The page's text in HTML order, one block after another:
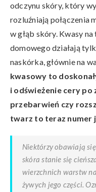
odczynu skóry, który
rozluźniają połączenia
w głąb skóry. Kwasy
domowego działają
naskórka, głównie na
kwasowy to
i odświeżenie cery po
przebarwień czy
twarz to teraz numer
Niektórzy obawiają
skóra stanie się
wierzchnich warstw
żywych jego części.